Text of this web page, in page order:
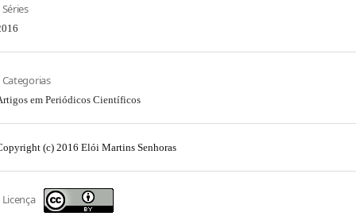
Séries
Categorias
em Periódicos Científicos
(c) 2016 Elói Martins Senhoras
Licença